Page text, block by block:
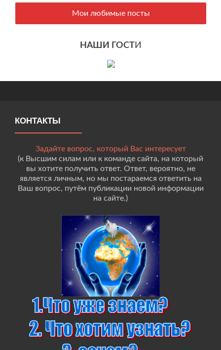
Мои любимые посты
НАШИ ГОСТИ
КОНТАКТЫ
Задайте вопрос, который Вас интересует
(к Высшим силам или к команде сайта, на который
вы хотите получить ответ. Ответ, вероятно, не
является личным, но мы постараемся ответить на
Ваш вопрос, путём публикации новой информации
на сайте.)